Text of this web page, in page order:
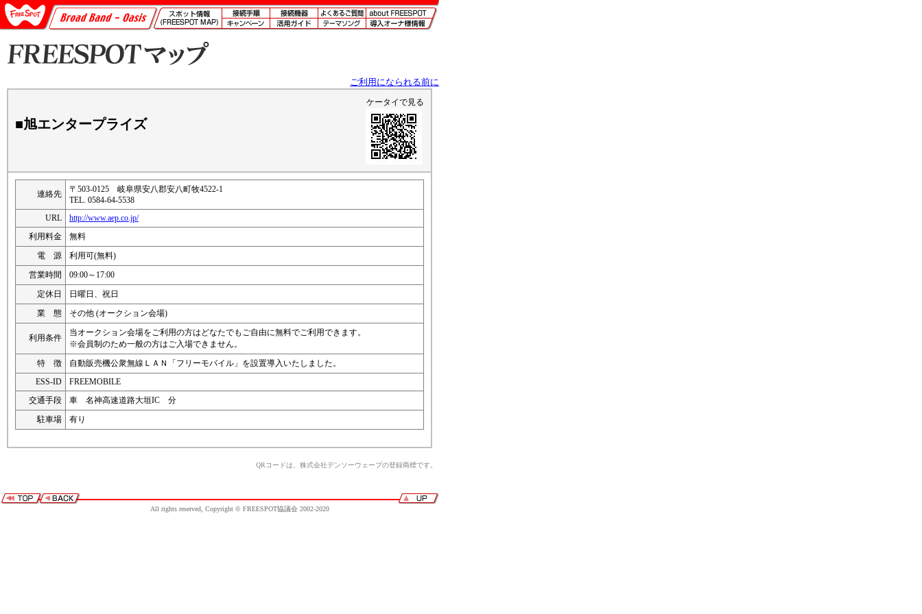
ご利用になられる前に
■旭エンタープライズ
ケータイで見る
連絡先
〒503-0125 岐阜県安八郡安八町牧4522-1
TEL. 0584-64-5538
URL
http://www.aep.co.jp/
利用料金
無料
電 源
利用可(無料)
営業時間
09:00～17:00
定休日
日曜日、祝日
業 態
その他 (オークション会場)
利用条件
当オークション会場をご利用の方はどなたでもご自由に無料でご利用できます。
※会員制のため一般の方はご入場できません。
特 徴
自動販売機公衆無線ＬＡＮ「フリーモバイル」を設置導入いたしました。
ESS-ID
FREEMOBILE
交通手段
車 名神高速道路大垣IC 分
駐車場
有り
QRコードは、株式会社デンソーウェーブの登録商標です。
All rights reserved, Copyright © FREESPOT協議会 2002-2020